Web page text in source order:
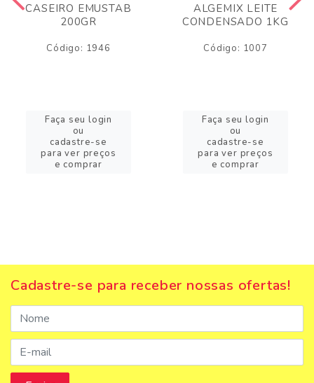
CASEIRO EMUSTAB
200GR
Código: 1946
Faça seu login
ou
cadastre-se
para ver preços
e comprar
ALGEMIX LEITE
CONDENSADO 1KG
Código: 1007
Faça seu login
ou
cadastre-se
para ver preços
e comprar
Cadastre-se para receber nossas ofertas!